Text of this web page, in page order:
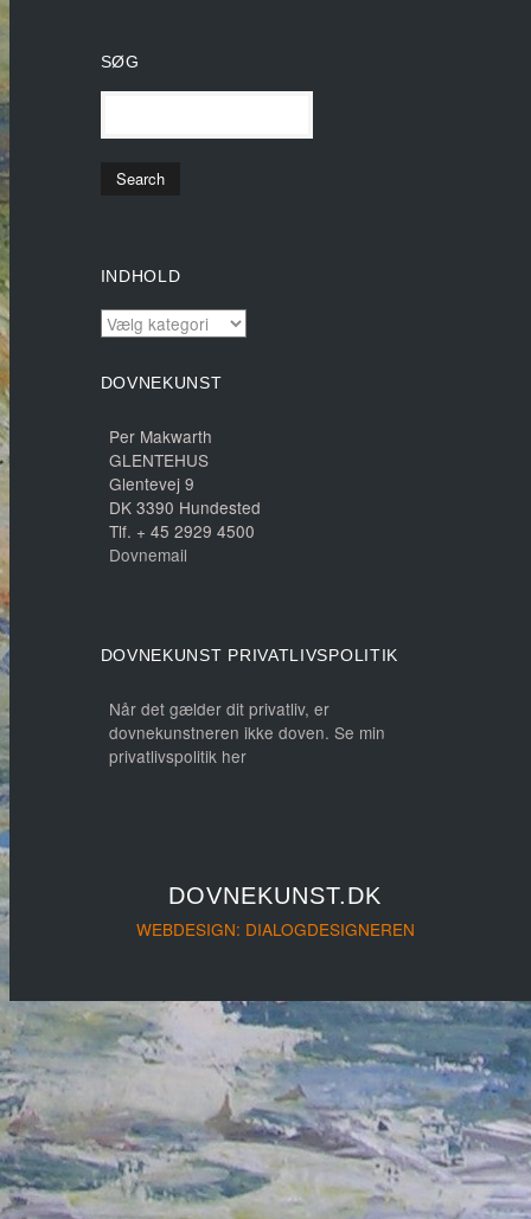
SØG
INDHOLD
INDHOLD
DOVNEKUNST
Per Makwarth
GLENTEHUS
Glentevej 9
DK 3390 Hundested
Tlf. + 45 2929 4500
Dovnemail
DOVNEKUNST PRIVATLIVSPOLITIK
Når det gælder dit privatliv, er
dovnekunstneren ikke doven. Se min
privatlivspolitik her
DOVNEKUNST.DK
WEBDESIGN: DIALOGDESIGNEREN